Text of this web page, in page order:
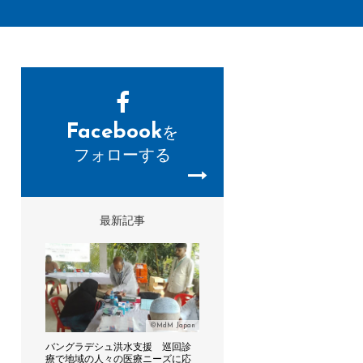
Facebookを
フォローする
最新記事
©MdM Japan
バングラデシュ洪水支援 巡回診
療で地域の人々の医療ニーズに応